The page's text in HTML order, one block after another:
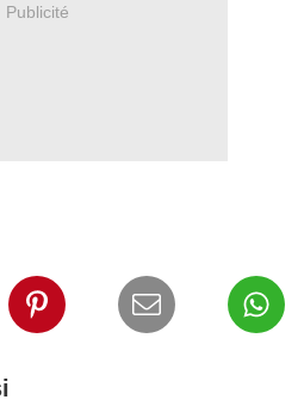
Publicité